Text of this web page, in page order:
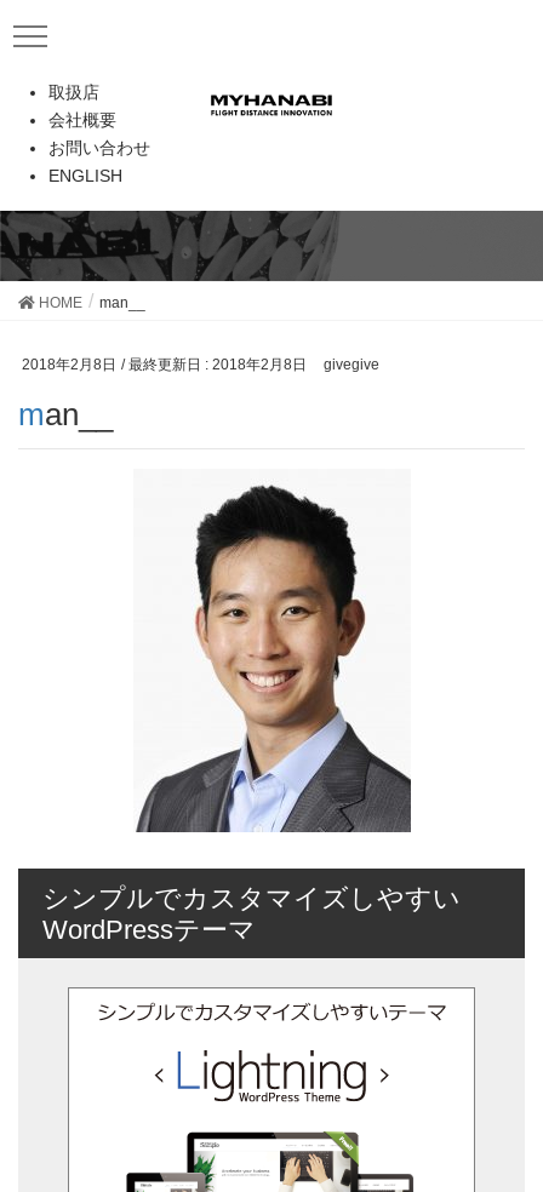
取扱店
会社概要
お問い合わせ
ENGLISH
メディア
HOME man__
2018年2月8日 / 最終更新日 : 2018年2月8日 givegive
man__
シンプルでカスタマイズしやすい
WordPressテーマ